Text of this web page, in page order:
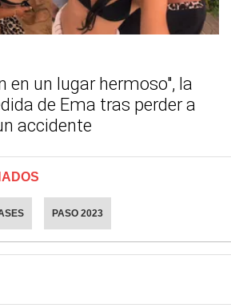
en un lugar hermoso", la
de Ema tras perder a
accidente
PASO 2023